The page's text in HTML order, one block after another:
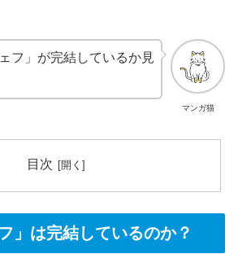
マンガ猫
フ」が完結しているか見
目次
」は完結しているのか？